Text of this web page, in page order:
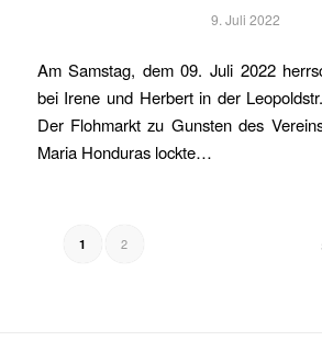
9. Juli 2022
Am Samstag, dem 09. Juli 2022
bei Irene und Herbert in der
Der Flohmarkt zu Gunsten des
Maria Honduras lockte…
1 2